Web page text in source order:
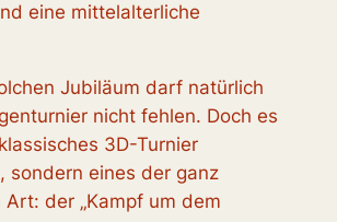
eine mittelalterliche
Jubiläum darf natürlich
nicht fehlen. Doch es
3D-Turnier
sondern eines der ganz
der „Kampf um dem